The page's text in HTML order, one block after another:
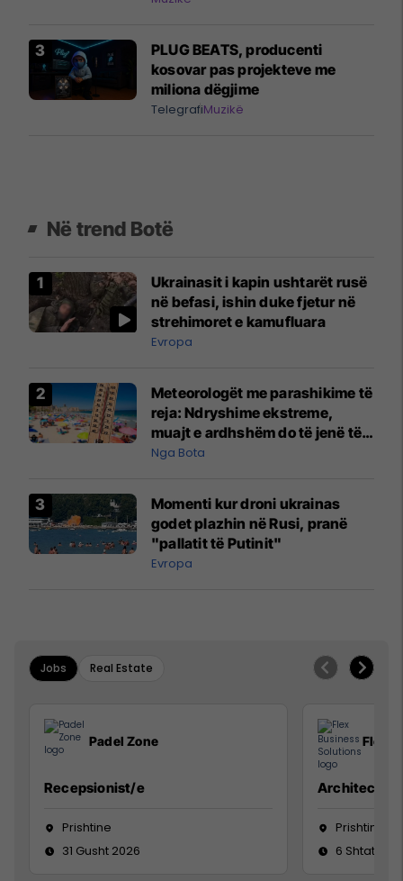
PLUG BEATS, producenti
kosovar pas projekteve me
miliona dëgjime
TelegrafiMuzikë
Në trend Botë
Ukrainasit i kapin ushtarët rusë
në befasi, ishin duke fjetur në
strehimoret e kamufluara
Evropa
Meteorologët me parashikime të
reja: Ndryshime ekstreme,
muajt e ardhshëm do të jenë të
pazakontë
Nga Bota
Momenti kur droni ukrainas
godet plazhin në Rusi, pranë
"pallatit të Putinit"
Evropa
Jobs Real Estate
Padel Zone
Recepsionist/e
Prishtine
31 Gusht 2026
Flex
Architect
Prishtinë
6 Shtator